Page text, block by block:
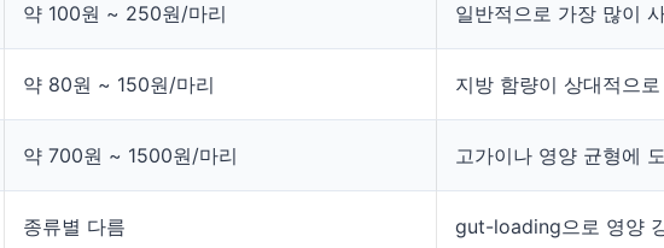
약 100원 ~ 250원/마리 일반적으로 가장 많이
약 80원 ~ 150원/마리 지방 함량이 상대적으
약 700원 ~ 1500원/마리 고가이나 영양 균형에
종류별 다름 gut-loading으로 영양